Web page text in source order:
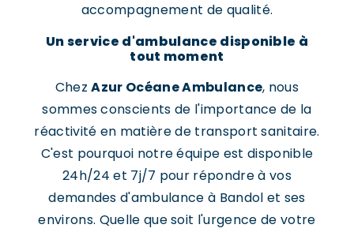
accompagnement de qualité.
Un service d'ambulance disponible à
tout moment
ChezAzur Océane Ambulance, nous
sommes conscients de l'importance de la
réactivité en matière de transport sanitaire.
C'est pourquoi notre équipe est disponible
24h/24 et 7j/7 pour répondre à vos
demandes d'ambulance à Bandol et ses
environs. Quelle que soit l'urgence de votre